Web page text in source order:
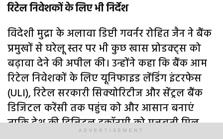
रिटेल निवेशकों के लिए भी निर्देश
विदेशी मुद्रा के अलावा डिप्टी गवर्नर रोहित जैन ने बैंक
प्रमुखों से घरेलू स्तर पर भी कुछ खास प्रोडक्ट्स को
बढ़ावा देने की अपील की। उन्होंने कहा कि बैंक आम
रिटेल निवेशकों के लिए यूनिफाइड लेंडिंग इंटरफेस
(ULI), रिटेल सरकारी सिक्योरिटीज और सेंट्रल बैंक
डिजिटल करेंसी तक पहुंच को और आसान बनाएं
ताकि देश की डिजिटल इकॉनमी को मजबूती मिल
ADVERTISEMENT